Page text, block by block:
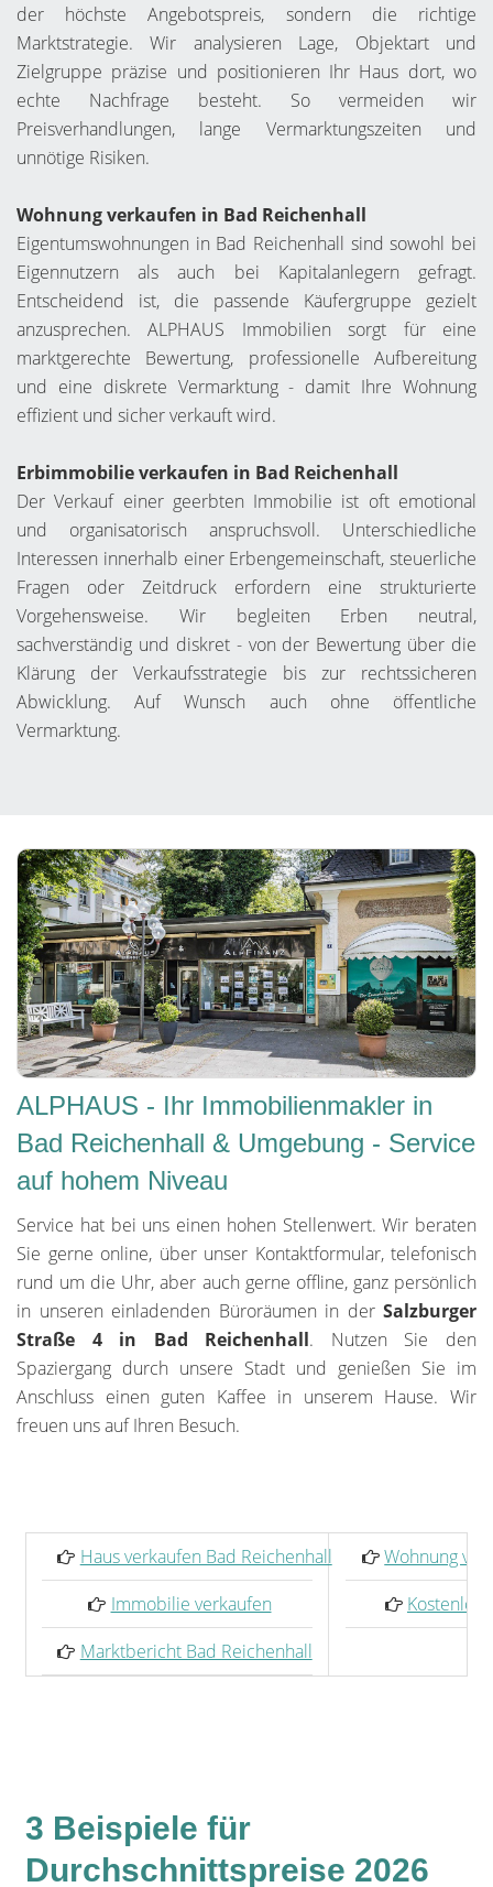
der höchste Angebotspreis, sondern die richtige
Marktstrategie. Wir analysieren Lage, Objektart und
Zielgruppe präzise und positionieren Ihr Haus dort, wo
echte Nachfrage besteht. So vermeiden wir
Preisverhandlungen, lange Vermarktungszeiten und
unnötige Risiken.
Wohnung verkaufen in Bad Reichenhall
Eigentumswohnungen in Bad Reichenhall sind sowohl bei
Eigennutzern als auch bei Kapitalanlegern gefragt.
Entscheidend ist, die passende Käufergruppe gezielt
anzusprechen. ALPHAUS Immobilien sorgt für eine
marktgerechte Bewertung, professionelle Aufbereitung
und eine diskrete Vermarktung - damit Ihre Wohnung
effizient und sicher verkauft wird.
Erbimmobilie verkaufen in Bad Reichenhall
Der Verkauf einer geerbten Immobilie ist oft emotional
und organisatorisch anspruchsvoll. Unterschiedliche
Interessen innerhalb einer Erbengemeinschaft, steuerliche
Fragen oder Zeitdruck erfordern eine strukturierte
Vorgehensweise. Wir begleiten Erben neutral,
sachverständig und diskret - von der Bewertung über die
Klärung der Verkaufsstrategie bis zur rechtssicheren
Abwicklung. Auf Wunsch auch ohne öffentliche
Vermarktung.
ALPHAUS - Ihr Immobilienmakler in
Bad Reichenhall & Umgebung - Service
auf hohem Niveau
Service hat bei uns einen hohen Stellenwert. Wir beraten
Sie gerne online, über unser Kontaktformular, telefonisch
rund um die Uhr, aber auch gerne offline, ganz persönlich
in unseren einladenden Büroräumen in der Salzburger
Straße 4 in Bad Reichenhall. Nutzen Sie den
Spaziergang durch unsere Stadt und genießen Sie im
Anschluss einen guten Kaffee in unserem Hause. Wir
freuen uns auf Ihren Besuch.
Haus verkaufen Bad Reichenhall
Wohnung
Immobilie verkaufen
Marktbericht Bad Reichenhall
3 Beispiele für
Durchschnittspreise 2026